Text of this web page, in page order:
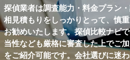
探偵業者は調査能力・料金プラン
相見積もりをしっかりとって、慎
お勧めいたします。探偵比較ナビ
当性なども厳格に審査した上でご
をご紹介可能です。会社選びに迷